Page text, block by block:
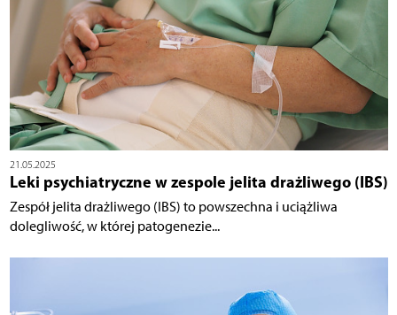
21.05.2025
Leki psychiatryczne w zespole jelita drażliwego (IBS)
Zespół jelita drażliwego (IBS) to powszechna i uciążliwa
dolegliwość, w której patogenezie...